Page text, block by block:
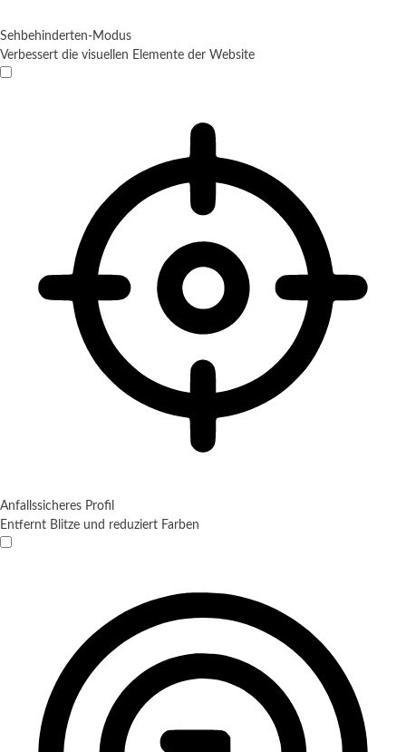
Sehbehinderten-Modus
Verbessert die visuellen Elemente der Website
Anfallssicheres Profil
Entfernt Blitze und reduziert Farben